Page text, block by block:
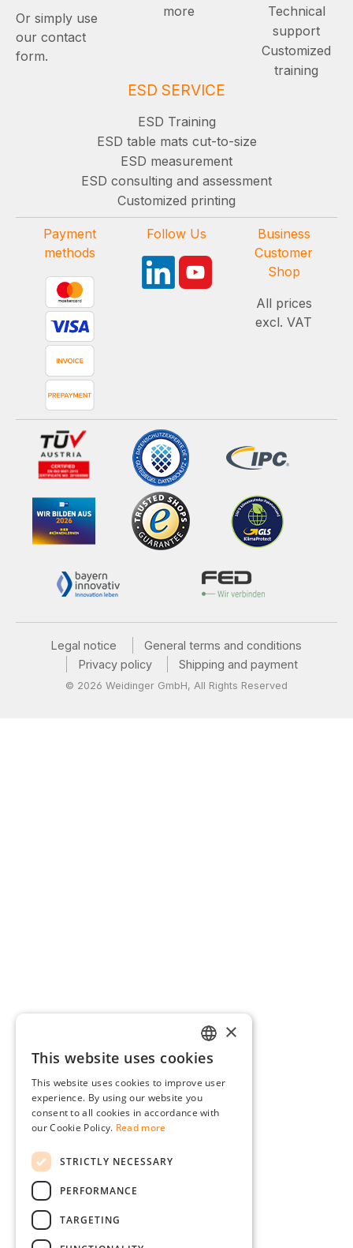
Or simply use
our contact
form.
more
Technical
support
Customized
training
ESD SERVICE
ESD Training
ESD table mats cut-to-size
ESD measurement
ESD consulting and assessment
Customized printing
Payment
methods
Follow Us
Business
Customer
Shop
All prices
excl. VAT
Legal notice
General terms and conditions
Privacy policy
Shipping and payment
© 2026 Weidinger GmbH, All Rights Reserved
GERMAN
ENGLISH
FRENCH
×
This website uses cookies
This website uses cookies to improve user
experience. By using our website you
consent to all cookies in accordance with
our Cookie Policy. Read more
STRICTLY NECESSARY
PERFORMANCE
TARGETING